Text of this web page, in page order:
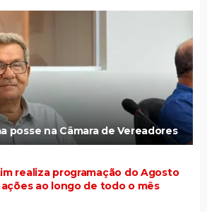
posse na Câmara de Vereadores
realiza programação do Agosto
ao longo de todo o mês